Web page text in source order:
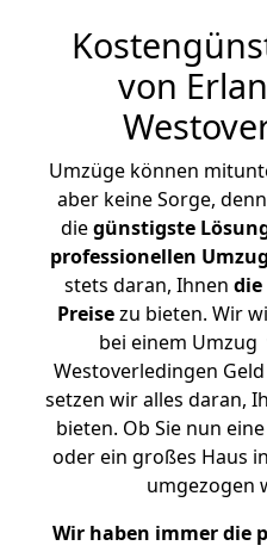
von
Umzüge können
aber keine Sorge,
diegünstigste
professionellen
stets daran, Ihnen die
Preisezu bieten. Wir
bei einem Umzug
Westoverledingen
setzen wir alles daran,
bieten. Ob Sie nun
oder ein großes Haus
umgezogen
Wir haben immer die